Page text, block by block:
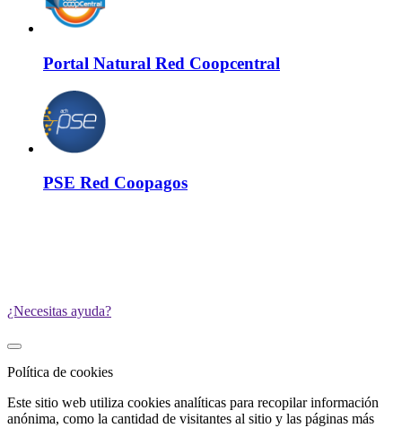
Portal Natural Red Coopcentral
PSE Red Coopagos
¿Necesitas ayuda?
Política de cookies
Este sitio web utiliza cookies analíticas para recopilar información
anónima, como la cantidad de visitantes al sitio y las páginas más